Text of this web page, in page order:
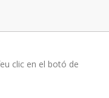
clic en el botó de